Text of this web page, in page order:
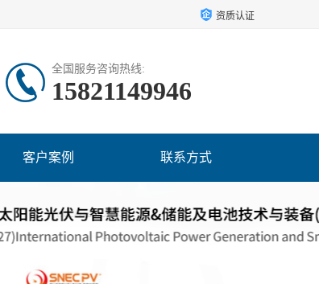
资质认证
全国服务咨询热线:
15821149946
客户案例 联系方式